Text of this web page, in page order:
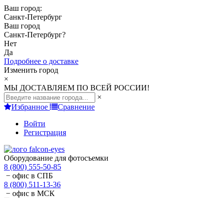
Ваш город:
Санкт-Петербург
Ваш город
Санкт-Петербург?
Нет
Да
Подробнее о доставке
Изменить город
×
МЫ ДОСТАВЛЯЕМ ПО ВСЕЙ РОССИИ!
×
Избранное
Сравнение
Войти
Регистрация
Оборудование для фотосъемки
8 (800) 555-50-85
− офис в СПБ
8 (800) 511-13-36
− офис в МСК